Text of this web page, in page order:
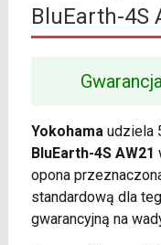
BluEarth-4S
Yokohamaudziela
BluEarth-4S AW21
opona
standardową dla
gwarancyjną na